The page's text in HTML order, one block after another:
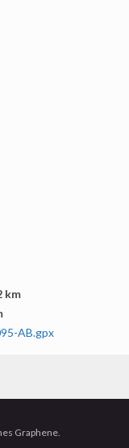
km
AB.gpx
Graphene.